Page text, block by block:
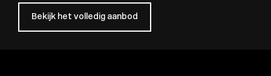
Bekijk het volledig aanbod